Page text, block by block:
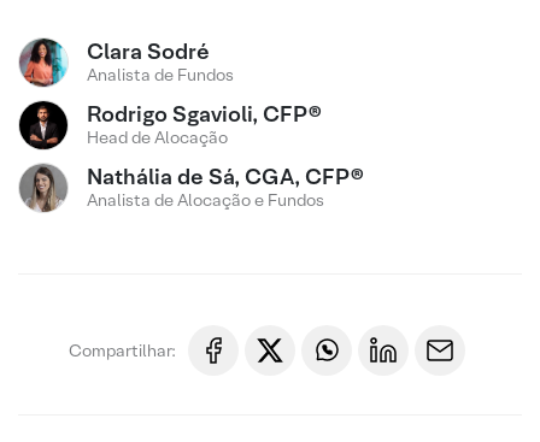
Clara Sodré
Analista de Fundos
Rodrigo Sgavioli, CFP®
Head de Alocação
Nathália de Sá, CGA, CFP®
Analista de Alocação e Fundos
Compartilhar: